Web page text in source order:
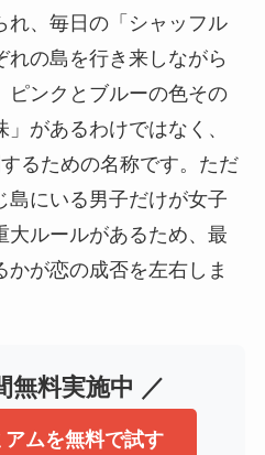
れ、毎日の「シャッフル
れの島を行き来しながら
ピンクとブルーの色その
があるわけではなく、
るための名称です。ただ
島にいる男子だけが女子
大ルールがあるため、最
が恋の成否を左右しま
無料実施中 ／
ムを無料で試す